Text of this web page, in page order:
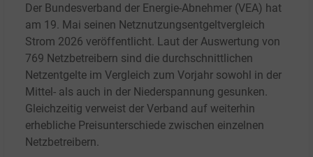
Der Bundesverband der Energie-Abnehmer (VEA) hat
am 19. Mai seinen Netznutzungsentgeltvergleich
Strom 2026 veröffentlicht. Laut der Auswertung von
769 Netzbetreibern sind die durchschnittlichen
Netzentgelte im Vergleich zum Vorjahr sowohl in der
Mittel- als auch in der Niederspannung gesunken.
Gleichzeitig verweist der Verband auf weiterhin
erhebliche Preisunterschiede zwischen einzelnen
Netzbetreibern.